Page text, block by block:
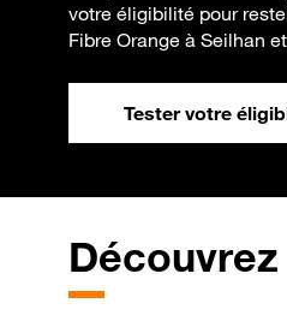
votre éligibilité pour
Fibre Orange à Seilhan
Tester votre